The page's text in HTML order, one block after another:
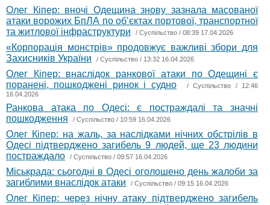
Олег Кіпер: вночі Одещина знову зазнала масованої
атаки ворожих БпЛА по обʼєктах портової, транспортної
та житлової інфраструктури
/ Суспільство / 08:39 17.04.2026
«Корпорація монстрів» продовжує важливі збори для
Захисників України
/ Суспільство / 13:32 16.04.2026
Олег Кіпер: внаслідок ранкової атаки по Одещині є
поранені, пошкоджені ринок і судно
/Суспільство / 12:46
16.04.2026
Ранкова атака по Одесі: є постраждалі та значні
пошкодження
/ Суспільство / 10:59 16.04.2026
Олег Кіпер: на жаль, за наслідками нічних обстрілів в
Одесі підтверджено загибель 9 людей, ще 23 людини
постраждало
/ Суспільство / 09:57 16.04.2026
Міськрада: сьогодні в Одесі оголошено день жалоби за
загиблими внаслідок атаки
/ Суспільство / 09:15 16.04.2026
Олег Кіпер: через нічну атаку підтверджено загибель